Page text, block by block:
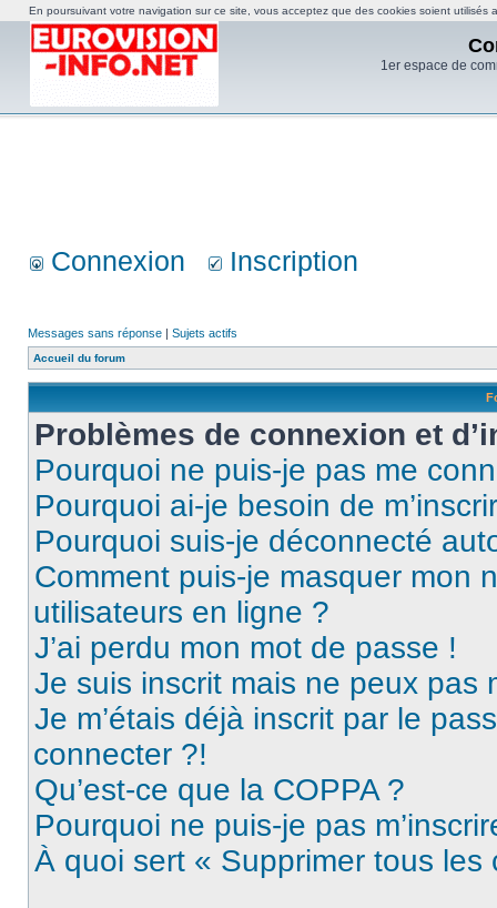
1er espace de
Connexion Inscription
Messages sans réponse | Sujets actifs
Accueil du forum
Problèmes de connexion et
Pourquoi ne puis-je pas me
Pourquoi ai-je besoin de
Pourquoi suis-je déconnecté
Comment puis-je masquer mon
utilisateurs en ligne ?
J’ai perdu mon mot de passe !
Je suis inscrit mais ne peux pas
Je m’étais déjà inscrit par le
connecter ?!
Qu’est-ce que la COPPA ?
Pourquoi ne puis-je pas
À quoi sert « Supprimer tous les
En poursuivant votre navigation sur ce site, vous acceptez que des cookies soient